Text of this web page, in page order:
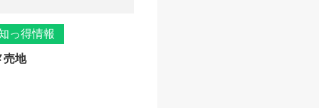
っ得情報
売地